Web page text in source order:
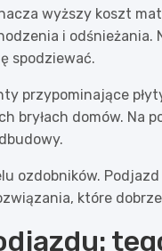
wyższy koszt
i odśnieżania.
spodziewać.
przypominające
bryłach domów. Na
ozdobników.
które